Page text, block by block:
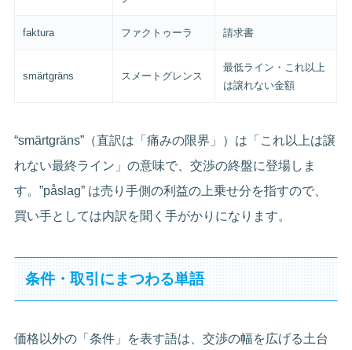
faktura ファクトゥーラ 請求書
smärtgräns スメートグレンス
最低ライン・これ以上
は譲れない金額
“smärtgräns”（直訳は「痛みの限界」）は「これ以上は譲
れない最終ライン」の意味で、交渉の終盤に登場しま
す。”påslag” は売り手側の利益の上乗せ分を指すので、
買い手としては内訳を聞く手がかりになります。
条件・取引にまつわる単語
価格以外の「条件」を表す語は、交渉の幅を広げる土台